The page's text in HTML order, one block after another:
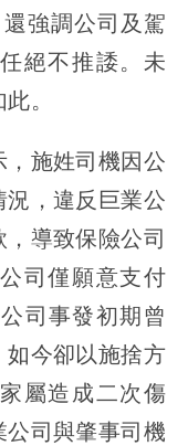
強調公司及駕
絕不推諉。未
。
施姓司機因公
，違反巨業公
導致保險公司
司僅願意支付
司事發初期曾
今卻以施捨方
屬造成二次傷
司與肇事司機